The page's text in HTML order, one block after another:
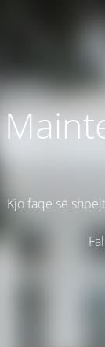
Kjo faqe së